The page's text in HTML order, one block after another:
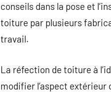
conseils dans la pose et
toiture par plusieurs
travail.
La réfection de toiture à
modifier l’aspect